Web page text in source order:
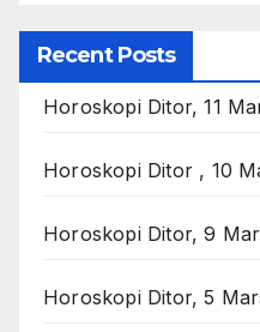
Recent Posts
Horoskopi Ditor, 11
Horoskopi Ditor , 10
Horoskopi Ditor, 9
Horoskopi Ditor, 5